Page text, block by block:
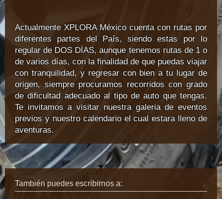
Actualmente XPLORA México cuenta con rutas por
diferentes partes del País, siendo estas por lo
regular de DOS DÍAS, aunque tenemos rutas de 1 o
de varios días, con la finalidad de que puedas viajar
con tranquilidad, y regresar con bien a tu lugar de
origen, siempre procuramos recorridos con grado
de dificultad adecuado al tipo de auto que tengas.
Te invitamos a visitar nuestra galeria de eventos
previos y nuestro calendario el cual estara lleno de
aventuras.
También puedes escribirnos a: